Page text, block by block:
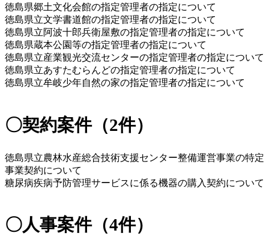
徳島県郷土文化会館の指定管理者の指定について
徳島県立文学書道館の指定管理者の指定について
徳島県立阿波十郎兵衛屋敷の指定管理者の指定について
徳島県蔵本公園等の指定管理者の指定について
徳島県立あすたむらんどの指定管理者の指定について
徳島県立牟岐少年自然の家の指定管理者の指定について
〇契約案件（2件）
徳島県立農林水産総合技術支援センター整備運営事業の特定
事業契約について
糖尿病疾病予防管理サービスに係る機器の購入契約について
〇人事案件（4件）